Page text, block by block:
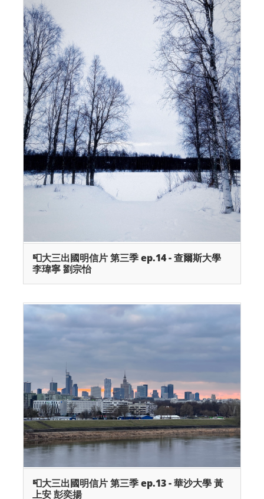
📮大三出國明信片 第三季 ep.14 - 查爾斯大學
李瑋寧 劉宗怡
📮大三出國明信片 第三季 ep.13 - 華沙大學 黃
上安 彭奕揚